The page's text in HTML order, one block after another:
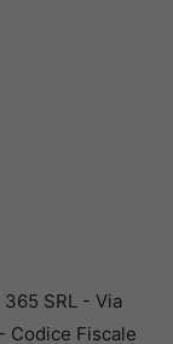
SRL - Via
Codice Fiscale